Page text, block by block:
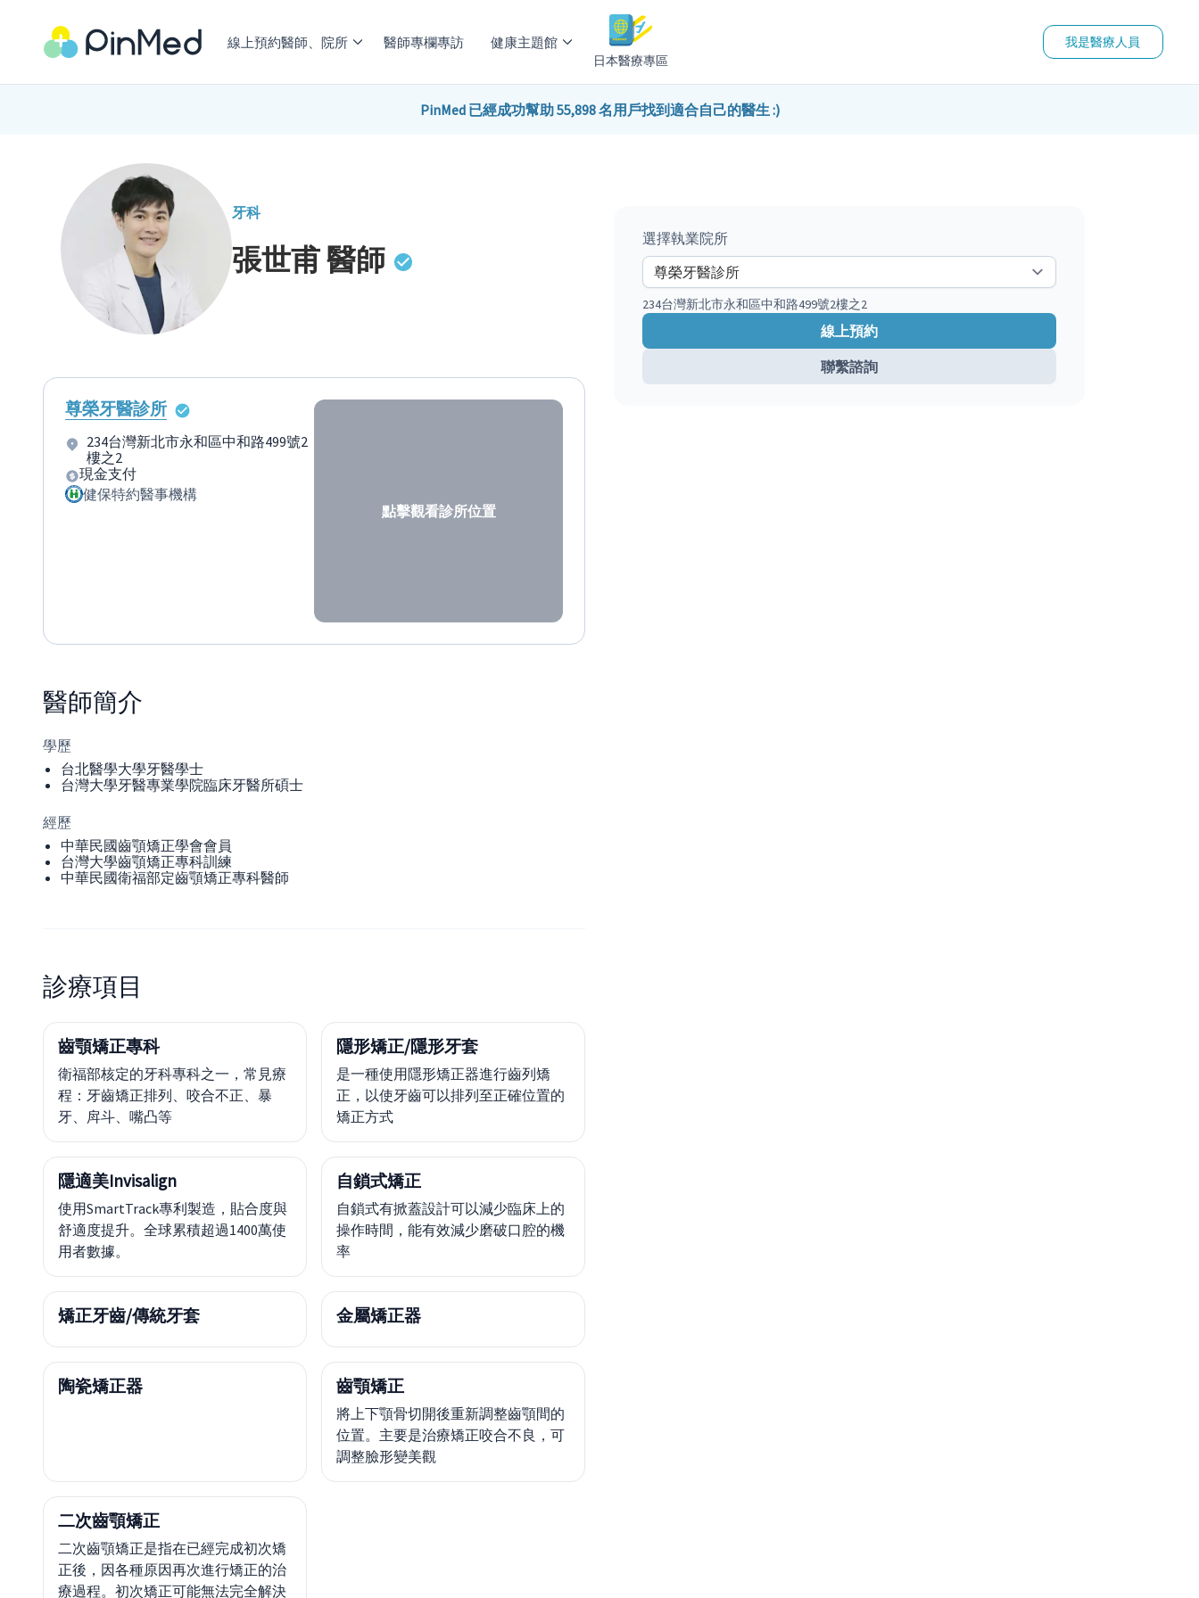
線上預約醫師、院所 醫師專欄專訪 健康主題館
日本醫療專區
我是醫療人員
PinMed 已經成功幫助 55,898 名用戶找到適合自己的醫生 :)
牙科
張世甫醫師
尊榮牙醫診所
234台灣新北市永和區中和路499號2
樓之2
現金支付
健保特約醫事機構
點擊觀看診所位置
醫師簡介
學歷
台北醫學大學牙醫學士
台灣大學牙醫專業學院臨床牙醫所碩士
經歷
中華民國齒顎矯正學會會員
台灣大學齒顎矯正專科訓練
中華民國衛福部定齒顎矯正專科醫師
診療項目
齒顎矯正專科
衛福部核定的牙科專科之一，常見療
程：牙齒矯正排列、咬合不正、暴
牙、戽斗、嘴凸等
隱形矯正/隱形牙套
是一種使用隱形矯正器進行齒列矯
正，以使牙齒可以排列至正確位置的
矯正方式
隱適美Invisalign
使用SmartTrack專利製造，貼合度與
舒適度提升。全球累積超過1400萬使
用者數據。
自鎖式矯正
自鎖式有掀蓋設計可以減少臨床上的
操作時間，能有效減少磨破口腔的機
率
矯正牙齒/傳統牙套 金屬矯正器
陶瓷矯正器 齒顎矯正
將上下顎骨切開後重新調整齒顎間的
位置。主要是治療矯正咬合不良，可
調整臉形變美觀
二次齒顎矯正
二次齒顎矯正是指在已經完成初次矯
正後，因各種原因再次進行矯正的治
療過程。初次矯正可能無法完全解決
選擇執業院所
234台灣新北市永和區中和路499號2樓之2
線上預約
聯繫諮詢